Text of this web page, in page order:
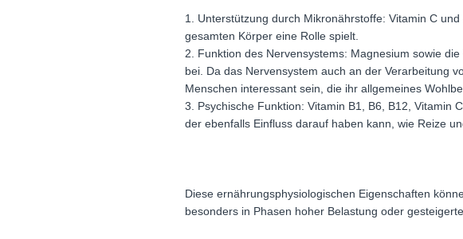
1. Unterstützung durch Mikronährstoffe: Vitamin C
gesamten Körper eine Rolle spielt.
2. Funktion des Nervensystems: Magnesium sowie
bei. Da das Nervensystem auch an der Verarbeitung
Menschen interessant sein, die ihr allgemeines
3. Psychische Funktion: Vitamin B1, B6, B12, Vitamin
der ebenfalls Einfluss darauf haben kann, wie Reize
Diese ernährungsphysiologischen Eigenschaften
besonders in Phasen hoher Belastung oder